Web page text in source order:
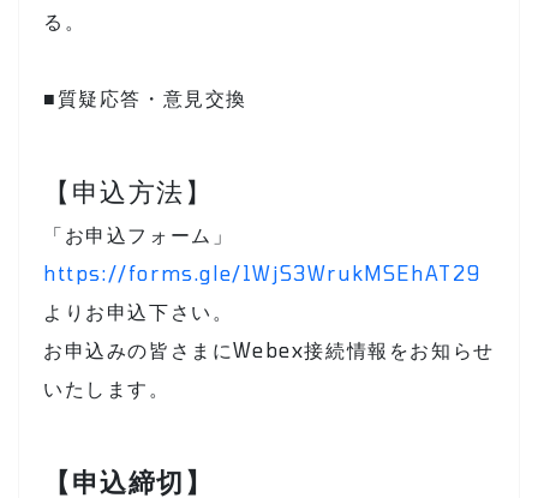
る。
■質疑応答・意見交換
【申込方法】
「お申込フォーム」
https://forms.gle/1WjS3WrukMSEhAT29
よりお申込下さい。
お申込みの皆さまにWebex接続情報をお知らせ
いたします。
【申込締切】